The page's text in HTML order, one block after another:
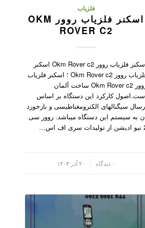
فلزیاب
اسکنر فلزیاب روور OKM
ROVER C2
اسکنر فلزیاب روور Okm Rover c2 اسکنر
فلزیاب روور Okm Rover c2 ؛ اسکنر فلزیاب
روور Okm Rover c2 ساخت آلمان
کارکرد این دستگاه بر اساس
سیگنالهای الکترومغناطیسی و بازخورد
به سیستم این دستگاه میباشد. روور سی
اف اس…
۰ دیدگاه ۲۰ آذر ۱۴۰۳